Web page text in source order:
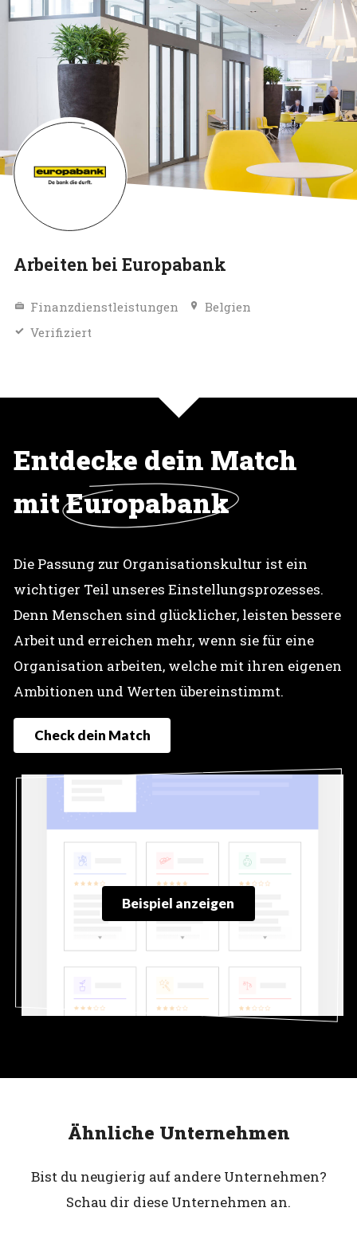
Arbeiten bei Europabank
Finanzdienstleistungen
Belgien
Verifiziert
Entdecke dein Match
mitEuropabank
Die Passung zur Organisationskultur ist ein
wichtiger Teil unseres Einstellungsprozesses.
Denn Menschen sind glücklicher, leisten bessere
Arbeit und erreichen mehr, wenn sie für eine
Organisation arbeiten, welche mit ihren eigenen
Ambitionen und Werten übereinstimmt.
Check dein Match
Beispiel anzeigen
Ähnliche Unternehmen
Bist du neugierig auf andere Unternehmen?
Schau dir diese Unternehmen an.